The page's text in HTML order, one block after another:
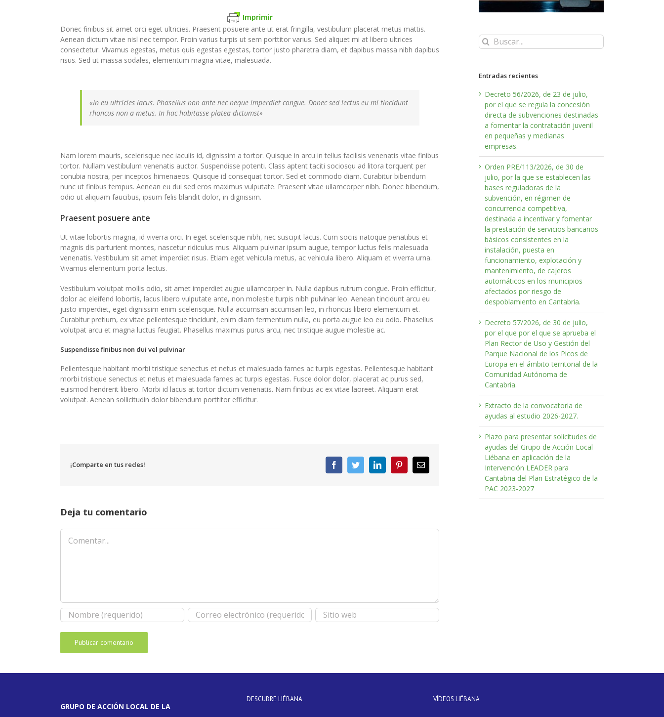
Imprimir
Donec finibus sit amet orci eget ultricies. Praesent posuere ante ut erat fringilla, vestibulum placerat metus mattis.
Aenean dictum vitae nisl nec tempor. Proin varius turpis ut sem porttitor varius. Sed aliquet mi at libero ultrices
consectetur. Vivamus egestas, metus quis egestas egestas, tortor justo pharetra diam, et dapibus massa nibh dapibus
risus. Sed ut massa sodales, elementum magna vitae, malesuada.
«In eu ultricies lacus. Phasellus non ante nec neque imperdiet congue. Donec sed lectus eu mi tincidunt
rhoncus non a metus. In hac habitasse platea dictumst»
Nam lorem mauris, scelerisque nec iaculis id, dignissim a tortor. Quisque in arcu in tellus facilisis venenatis vitae finibus
tortor. Nullam vestibulum venenatis auctor. Suspendisse potenti. Class aptent taciti sociosqu ad litora torquent per
conubia nostra, per inceptos himenaeos. Quisque id consequat tortor. Sed et commodo diam. Curabitur bibendum
nunc ut finibus tempus. Aenean eu dui sed eros maximus vulputate. Praesent vitae ullamcorper nibh. Donec bibendum,
odio ut aliquam faucibus, ipsum felis blandit dolor, in dignissim.
Praesent posuere ante
Ut vitae lobortis magna, id viverra orci. In eget scelerisque nibh, nec suscipit lacus. Cum sociis natoque penatibus et
magnis dis parturient montes, nascetur ridiculus mus. Aliquam pulvinar ipsum augue, tempor luctus felis malesuada
venenatis. Vestibulum sit amet imperdiet risus. Etiam eget vehicula metus, ac vehicula libero. Aliquam et viverra urna.
Vivamus elementum porta lectus.
Vestibulum volutpat mollis odio, sit amet imperdiet augue ullamcorper in. Nulla dapibus rutrum congue. Proin efficitur,
dolor ac eleifend lobortis, lacus libero vulputate ante, non molestie turpis nibh pulvinar leo. Aenean tincidunt arcu eu
justo imperdiet, eget dignissim enim scelerisque. Nulla accumsan accumsan leo, in rhoncus libero elementum et.
Curabitur pretium, ex vitae pellentesque tincidunt, enim diam fermentum nulla, eu porta augue leo eu odio. Phasellus
volutpat arcu et magna luctus feugiat. Phasellus maximus purus arcu, nec tristique augue molestie ac.
Suspendisse finibus non dui vel pulvinar
Pellentesque habitant morbi tristique senectus et netus et malesuada fames ac turpis egestas. Pellentesque habitant
morbi tristique senectus et netus et malesuada fames ac turpis egestas. Fusce dolor dolor, placerat ac purus sed,
euismod hendrerit libero. Morbi id lacus at tortor dictum venenatis. Nam finibus ac ex vitae laoreet. Aliquam erat
volutpat. Aenean sollicitudin dolor bibendum porttitor efficitur.
¡Comparte en tus redes! FacebookTwitterLinkedInPinterestCorreo
electrónico
Deja tu comentario
Comentar
Buscar:
Entradas recientes
Decreto 56/2026, de 23 de julio,
por el que se regula la concesión
directa de subvenciones destinadas
a fomentar la contratación juvenil
en pequeñas y medianas
empresas.
Orden PRE/113/2026, de 30 de
julio, por la que se establecen las
bases reguladoras de la
subvención, en régimen de
concurrencia competitiva,
destinada a incentivar y fomentar
la prestación de servicios bancarios
básicos consistentes en la
instalación, puesta en
funcionamiento, explotación y
mantenimiento, de cajeros
automáticos en los municipios
afectados por riesgo de
despoblamiento en Cantabria.
Decreto 57/2026, de 30 de julio,
por el que por el que se aprueba el
Plan Rector de Uso y Gestión del
Parque Nacional de los Picos de
Europa en el ámbito territorial de la
Comunidad Autónoma de
Cantabria.
Extracto de la convocatoria de
ayudas al estudio 2026-2027.
Plazo para presentar solicitudes de
ayudas del Grupo de Acción Local
Liébana en aplicación de la
Intervención LEADER para
Cantabria del Plan Estratégico de la
PAC 2023-2027
GRUPO DE ACCIÓN LOCAL DE LA
DESCUBRE LIÉBANA VÍDEOS LIÉBANA